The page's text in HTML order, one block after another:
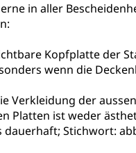
in aller
Kopfplatte der
wenn die
Verkleidung der
Platten ist weder
dauerhaft; Stichwort: